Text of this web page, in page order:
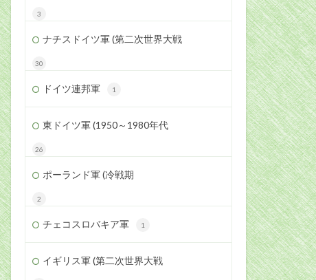
3
ナチスドイツ軍 (第二次世界大戦
30
ドイツ連邦軍 1
東ドイツ軍 (1950～1980年代
26
ポーランド軍 (冷戦期
2
チェコスロバキア軍 1
イギリス軍 (第二次世界大戦